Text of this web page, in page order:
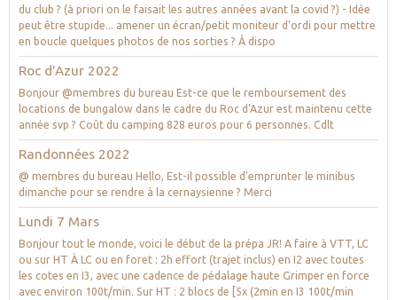
du club ? (à priori on le faisait les autres années avant la covid ?) - Idée
peut être stupide... amener un écran/petit moniteur d'ordi pour mettre
en boucle quelques photos de nos sorties ? À dispo
Roc d'Azur 2022
Bonjour @membres du bureau Est-ce que le remboursement des
locations de bungalow dans le cadre du Roc d'Azur est maintenu cette
année svp ? Coût du camping 828 euros pour 6 personnes. Cdlt
Randonnées 2022
@ membres du bureau Hello, Est-il possible d'emprunter le minibus
dimanche pour se rendre à la cernaysienne ? Merci
Lundi 7 Mars
Bonjour tout le monde, voici le début de la prépa JR! A faire à VTT, LC
ou sur HT À LC ou en foret : 2h effort (trajet inclus) en I2 avec toutes
les cotes en I3, avec une cadence de pédalage haute Grimper en force
avec environ 100t/min. Sur HT : 2 blocs de [5x (2min en I3 100t/min